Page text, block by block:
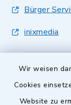
Wir weisen
Cookies
Website zu
Bürger
inixmedia